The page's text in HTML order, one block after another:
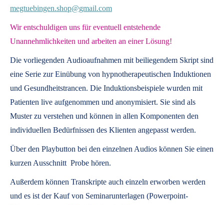
megtuebingen.shop@gmail.com
Wir entschuldigen uns für eventuell entstehende
Unannehmlichkeiten und arbeiten an einer Lösung!
Die vorliegenden Audioaufnahmen mit beiliegendem Skript sind
eine Serie zur Einübung von hypnotherapeutischen Induktionen
und Gesundheitstrancen. Die Induktionsbeispiele wurden mit
Patienten live aufgenommen und anonymisiert. Sie sind als
Muster zu verstehen und können in allen Komponenten den
individuellen Bedürfnissen des Klienten angepasst werden.
Über den Playbutton bei den einzelnen Audios können Sie einen
kurzen Ausschnitt Probe hören.
Außerdem können Transkripte auch einzeln erworben werden
und es ist der Kauf von Seminarunterlagen (Powerpoint-